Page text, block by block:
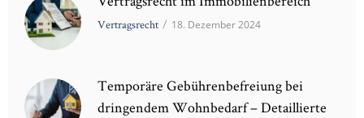
Vertragsrecht / 18. Dezember 2024
Temporäre Gebührenbefreiung bei
dringendem Wohnbedarf – Detaillierte